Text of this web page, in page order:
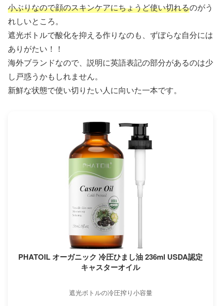
小ぶりなので顔のスキンケアにちょうど使い切れるのがう
れしいところ。
遮光ボトルで酸化を抑える作りなのも、ずぼらな自分には
ありがたい！！
海外ブランドなので、説明に英語表記の部分があるのは少
し戸惑うかもしれません。
新鮮な状態で使い切りたい人に向いた一本です。
PHATOIL オーガニック 冷圧ひまし油 236ml USDA認定
キャスターオイル
遮光ボトルの冷圧搾り小容量